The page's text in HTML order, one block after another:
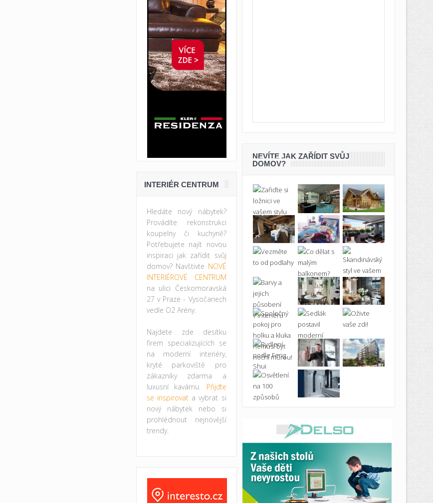
INTERIÉR CENTRUM
Hledáte nový nábytek?
Provádíte rekonstrukci
koupelny či kuchyně?
Potřebujete najít novou
inspiraci jak zařídit svůj
domov? Navštivte NOVÉ
INTERIÉROVÉ CENTRUM
na ulici Českomoravská
27 v Praze - Vysočanech
vedle O2 Arény.
Najdete zde desítku
firem specializujících se
na moderní interiéry,
kryté parkoviště pro
zákazníky zdarma a
luxusní kavárnu. Přijďte
se inspirovata vybrat si
nový nábytek nebo si
prohlédnout nejnovější
trendy.
NEVÍTE JAK ZAŘÍDIT SVŮJ
DOMOV?